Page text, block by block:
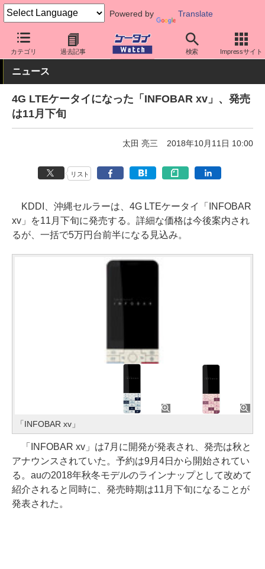
Powered by Translate
カテゴリ 過去記事 検索 Impressサイト
ケータイ Watch キャリア au スマホ・ケータイ
ニュース
4G LTEケータイになった「INFOBAR xv」、発売
は11月下旬
太田 亮三 2018年10月11日 10:00
リスト
KDDI、沖縄セルラーは、4G LTEケータイ「INFOBAR
xv」を11月下旬に発売する。詳細な価格は今後案内され
るが、一括で5万円台前半になる見込み。
「INFOBAR xv」
「INFOBAR xv」は7月に開発が発表され、発売は秋と
アナウンスされていた。予約は9月4日から開始されてい
る。auの2018年秋冬モデルのラインナップとして改めて
紹介されると同時に、発売時期は11月下旬になることが
発表された。